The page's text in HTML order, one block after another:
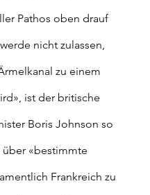
Pathos oben drauf
nicht zulassen,
zu einem
ist der britische
Boris Johnson so
über «bestimmte
Frankreich zu